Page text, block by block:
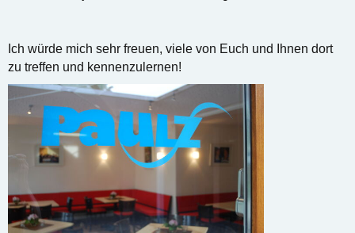
Ich würde mich sehr freuen, viele von Euch und Ihnen dort
zu treffen und kennenzulernen!